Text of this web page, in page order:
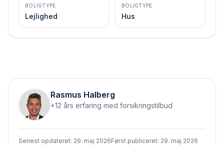
BOLIGTYPE
Lejlighed
BOLIGTYPE
Hus
Rasmus Halberg
+12 års erfaring med forsikringstilbud
Senest opdateret: 29. maj 2026Først publiceret: 29. maj 2026